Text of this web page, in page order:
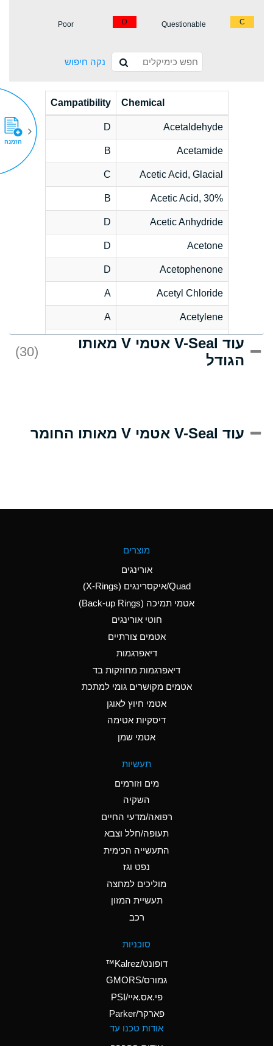
C
Questionable
D
Poor
נקה חיפוש
Chemical
Campatibility
Acetaldehyde
D
Acetamide
B
Acetic Acid, Glacial
C
Acetic Acid, 30%
B
Acetic Anhydride
D
Acetone
D
Acetophenone
D
Acetyl Chloride
A
Acetylene
A
Acrlylonitrile
C
Adipic Acid
(Aqueous)
Aluminum Nitrate
(Aqueous)
Aluminum Phosphate
Ammonia Anhydrous
D
Ammonia Gas (cold)
D
Ammonia Gas (hot)
Ammonium Hydroxide
B
Ammonium Nitrate
Ammonium Nitrite
Ammonium Persulfate
Ammonium Phosphate
A
Ammonium Sulfate
B
עוד V-Seal אטמי V מאותו
הגודל
(30)
עוד V-Seal אטמי V מאותו החומר
מוצרים
אורינגים
Quad/איקסרינגים (X-Rings)
אטמי תמיכה (Back-up Rings)
חוטי אורינגים
אטמים צורתיים
דיאפרגמות
דיאפרגמות מחוזקות בד
אטמים מקושרים גומי למתכת
אטמי חיוץ לאוגן
דיסקיות אטימה
אטמי שמן
תעשיות
מים וזורמים
השקיה
רפואה/מדעי החיים
תעופה/חלל וצבא
התעשייה הכימית
נפט וגז
מוליכים למחצה
תעשיית המזון
רכב
סוכניות
דופונט/Kalrez™
גמורס/GMORS
פי.אס.איי/PSI
פארקר/Parker
אודות טכנו עד
הזמנה